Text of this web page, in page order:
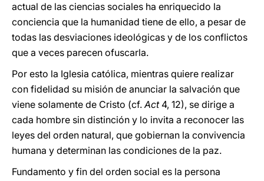
actual de las ciencias sociales ha enriquecido la
conciencia que la humanidad tiene de ello, a pesar de
todas las desviaciones ideológicas y de los conflictos
que a veces parecen ofuscarla.
Por esto la Iglesia católica, mientras quiere realizar
con fidelidad su misión de anunciar la salvación que
viene solamente de Cristo (cf.Act4, 12), se dirige a
cada hombre sin distinción y lo invita a reconocer las
leyes del orden natural, que gobiernan la convivencia
humana y determinan las condiciones de la paz.
Fundamento y fin del orden social es la persona